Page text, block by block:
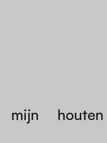
houten